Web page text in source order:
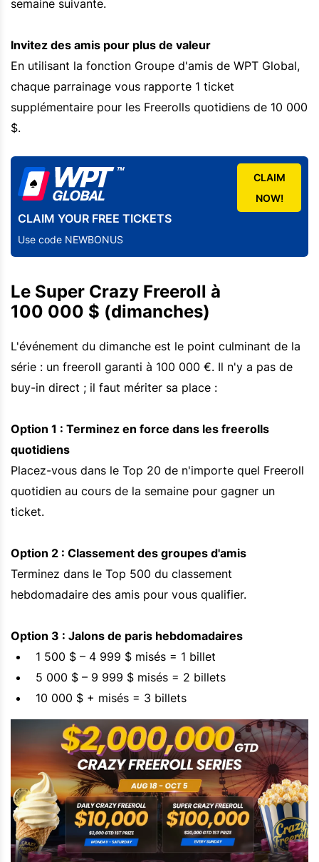
semaine suivante.
Invitez des amis pour plus de valeur
En utilisant la fonction Groupe d'amis de WPT Global,
chaque parrainage vous rapporte 1 ticket
supplémentaire pour les Freerolls quotidiens de 10 000
$.
CLAIM YOUR FREE TICKETS
Use code NEWBONUS
CLAIM
NOW!
Le Super Crazy Freeroll à
100 000 $ (dimanches)
L'événement du dimanche est le point culminant de la
série : un freeroll garanti à 100 000 €. Il n'y a pas de
buy-in direct ; il faut mériter sa place :
Option 1 : Terminez en force dans les freerolls
quotidiens
Placez-vous dans le Top 20 de n'importe quel Freeroll
quotidien au cours de la semaine pour gagner un
ticket.
Option 2 : Classement des groupes d'amis
Terminez dans le Top 500 du classement
hebdomadaire des amis pour vous qualifier.
Option 3 : Jalons de paris hebdomadaires
1 500 $ – 4 999 $ misés = 1 billet
5 000 $ – 9 999 $ misés = 2 billets
10 000 $ + misés = 3 billets